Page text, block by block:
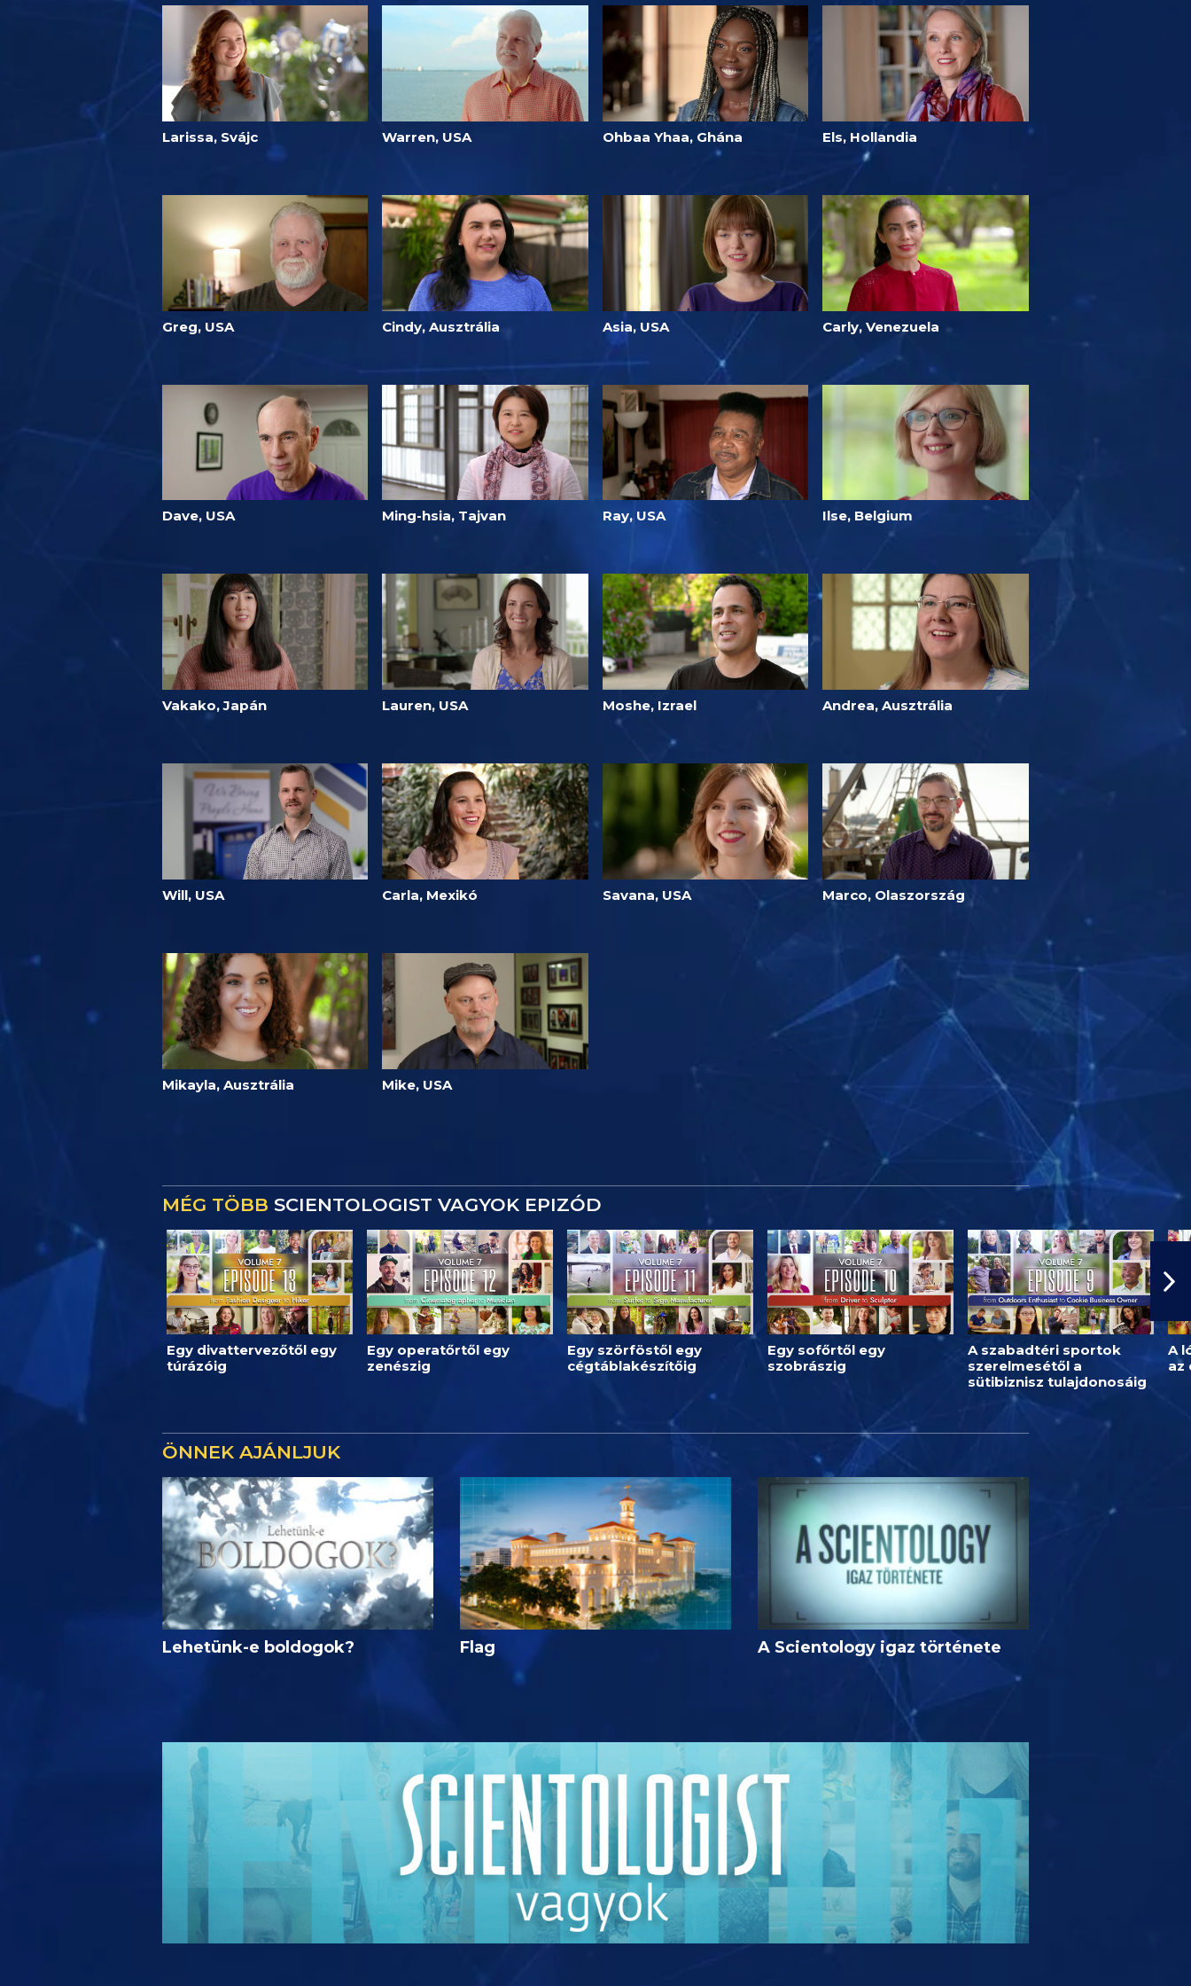
Larissa, Svájc Warren, USA Ohbaa Yhaa, Ghána Els, Hollandia
Greg, USA Cindy, Ausztrália Asia, USA Carly, Venezuela
Dave, USA Ming-hsia, Tajvan Ray, USA Ilse, Belgium
Vakako, Japán Lauren, USA Moshe, Izrael Andrea, Ausztrália
Will, USA Carla, Mexikó Savana, USA Marco, Olaszország
Mikayla, Ausztrália Mike, USA
MÉG TÖBB SCIENTOLOGIST VAGYOK EPIZÓD
Egy divattervezőtől egy
túrázóig
Egy operatőrtől egy
zenészig
Egy szörföstől egy
cégtáblakészítőig
Egy sofőrtől egy
szobrászig
A szabadtéri sportok
szerelmesétől a
sütibiznisz tulajdonosáig
A
az
ÖNNEK AJÁNLJUK
Lehetünk-e boldogok? Flag A Scientology igaz története